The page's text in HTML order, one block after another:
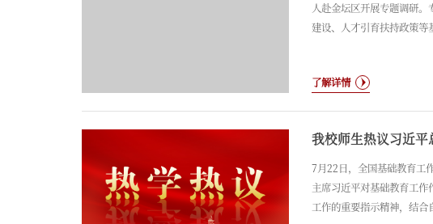
人赴金坛区开展专题调研
建设、人才引育扶持政策等
讨交流。
了解详情
我校师生热议习近
7月22日，全国基础教育工
主席习近平对基础教育工
工作的重要指示精神，结合